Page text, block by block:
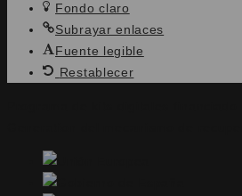
Fondo claro
Subrayar enlaces
Fuente legible
Restablecer